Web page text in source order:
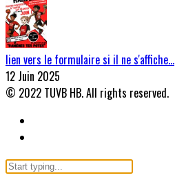
lien vers le formulaire si il ne s'affiche…
12 Juin 2025
© 2022 TUVB HB. All rights reserved.